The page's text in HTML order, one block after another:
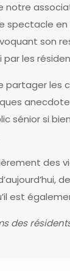
notre
spectacle en
son
les
partager
sénior si
des
est
des